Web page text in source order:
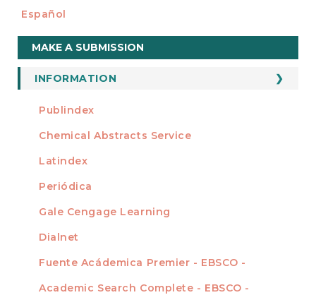
Español
Make
a
Submission
MAKE A SUBMISSION
INFORMATION
For Readers
For Librarians
INDEXADA EN
Publindex
Chemical Abstracts Service
Latindex
Periódica
Gale Cengage Learning
Dialnet
Fuente Acádemica Premier - EBSCO -
Academic Search Complete - EBSCO -